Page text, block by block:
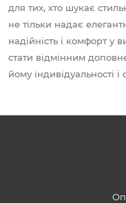
для тих, хто шукає
не тільки надає
надійність і комфорт у
стати відмінним
йому індивідуальності і